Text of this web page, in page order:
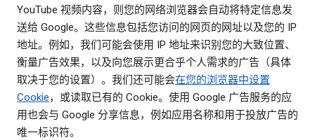
YouTube 视频内容，则您的网络浏览器会自动将特定信息发
送给 Google。这些信息包括您访问的网页的网址以及您的 IP
地址。例如，我们可能会使用 IP 地址来识别您的大致位置、
衡量广告效果，以及向您展示更合乎个人需求的广告（具体
取决于您的设置）。我们还可能会在您的浏览器中设置
Cookie，或读取已有的 Cookie。使用 Google 广告服务的应
用也会与 Google 分享信息，例如应用名称和用于投放广告的
唯一标识符。